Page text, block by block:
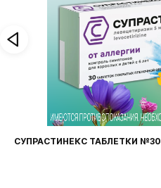
СУПРАСТИНЕКС ТАБЛЕТКИ №30